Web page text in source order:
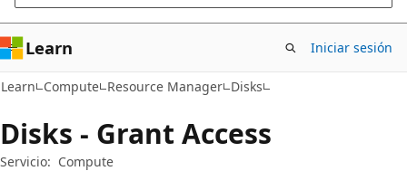
Learn Iniciar sesión
Learn Compute Resource Manager Disks
Disks - Grant Access
Servicio: Compute